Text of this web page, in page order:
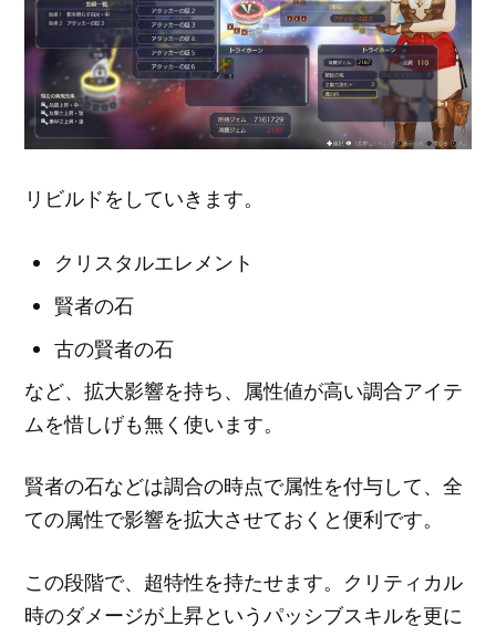
リビルドをしていきます。
クリスタルエレメント
賢者の石
古の賢者の石
など、拡大影響を持ち、属性値が高い調合アイテ
ムを惜しげも無く使います。
賢者の石などは調合の時点で属性を付与して、全
ての属性で影響を拡大させておくと便利です。
この段階で、超特性を持たせます。クリティカル
時のダメージが上昇というパッシブスキルを更に